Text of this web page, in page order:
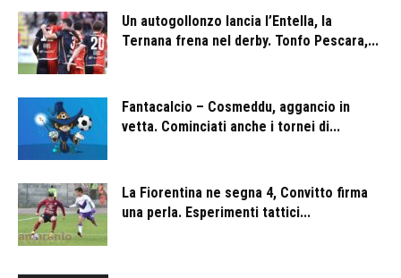
Un autogollonzo lancia l’Entella, la
Ternana frena nel derby. Tonfo Pescara,...
Fantacalcio – Cosmeddu, aggancio in
vetta. Cominciati anche i tornei di...
La Fiorentina ne segna 4, Convitto firma
una perla. Esperimenti tattici...